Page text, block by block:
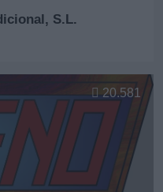
S.L.
20.581